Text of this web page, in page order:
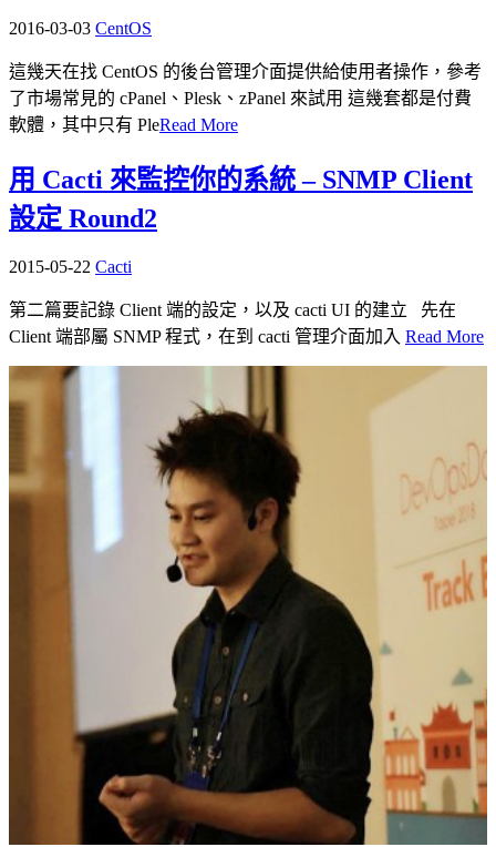
2016-03-03 CentOS
這幾天在找 CentOS 的後台管理介面提供給使用者操作，參考
了市場常見的 cPanel、Plesk、zPanel 來試用 這幾套都是付費
軟體，其中只有 PleRead More
用 Cacti 來監控你的系統 – SNMP Client
設定 Round2
2015-05-22 Cacti
第二篇要記錄 Client 端的設定，以及 cacti UI 的建立 先在
Client 端部屬 SNMP 程式，在到 cacti 管理介面加入 Read More